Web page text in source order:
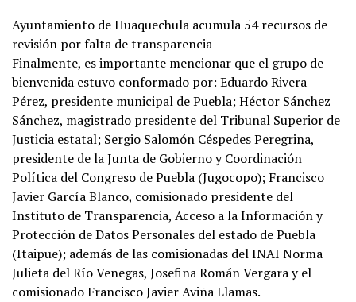
Ayuntamiento de Huaquechula acumula 54 recursos de
revisión por falta de transparencia
Finalmente, es importante mencionar que el grupo de
bienvenida estuvo conformado por: Eduardo Rivera
Pérez, presidente municipal de Puebla; Héctor Sánchez
Sánchez, magistrado presidente del Tribunal Superior de
Justicia estatal; Sergio Salomón Céspedes Peregrina,
presidente de la Junta de Gobierno y Coordinación
Política del Congreso de Puebla (Jugocopo); Francisco
Javier García Blanco, comisionado presidente del
Instituto de Transparencia, Acceso a la Información y
Protección de Datos Personales del estado de Puebla
(Itaipue); además de las comisionadas del INAI Norma
Julieta del Río Venegas, Josefina Román Vergara y el
comisionado Francisco Javier Aviña Llamas.